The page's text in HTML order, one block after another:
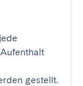
gestellt.